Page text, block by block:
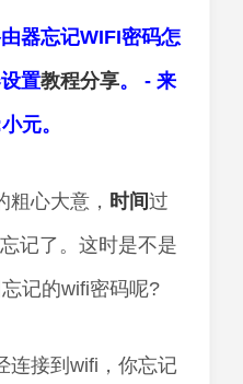
器忘记WIFI密码怎
置教程分享。 - 来
元。
心大意， 时间过
记了。这时是不是
记的wifi密码呢?
连接到wifi，你忘记